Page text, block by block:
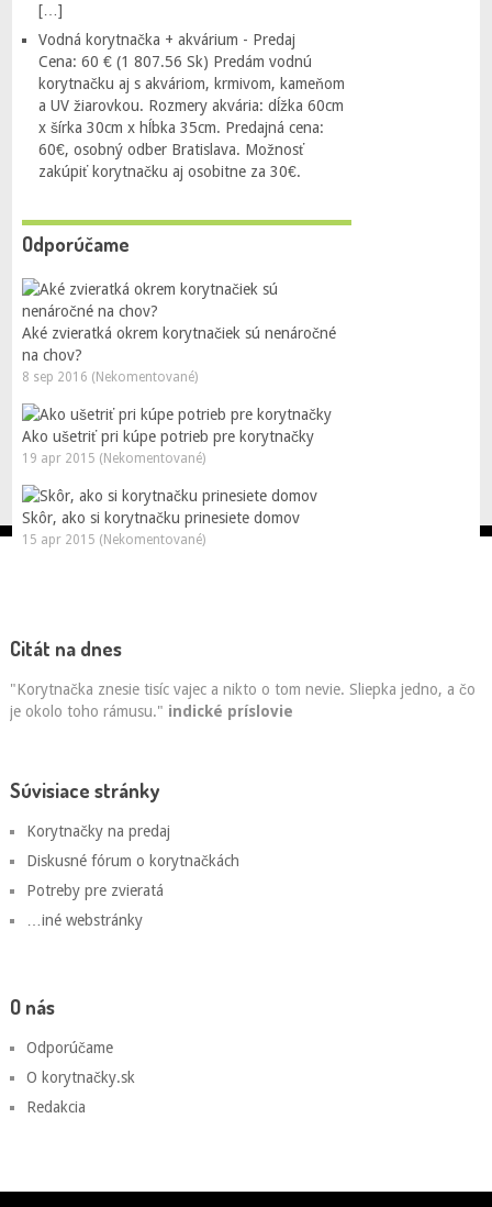
[…]
Vodná korytnačka + akvárium - Predaj
Cena: 60 € (1 807.56 Sk) Predám vodnú
korytnačku aj s akváriom, krmivom, kameňom
a UV žiarovkou. Rozmery akvária: dĺžka 60cm
x šírka 30cm x hĺbka 35cm. Predajná cena:
60€, osobný odber Bratislava. Možnosť
zakúpiť korytnačku aj osobitne za 30€.
Odporúčame
Aké zvieratká okrem korytnačiek sú nenáročné
na chov?
8 sep 2016 (Nekomentované)
Ako ušetriť pri kúpe potrieb pre korytnačky
19 apr 2015 (Nekomentované)
Skôr, ako si korytnačku prinesiete domov
15 apr 2015 (Nekomentované)
Citát na dnes
"Korytnačka znesie tisíc vajec a nikto o tom nevie. Sliepka jedno, a čo
je okolo toho rámusu." indické príslovie
Súvisiace stránky
Korytnačky na predaj
Diskusné fórum o korytnačkách
Potreby pre zvieratá
…iné webstránky
O nás
Odporúčame
O korytnačky.sk
Redakcia